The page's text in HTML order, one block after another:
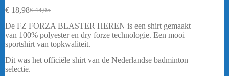
€44,95
Oorspronkelijke
prijs
was:
€ 44,95.
€ 18,98Huidige
prijs
is:
€ 18,98.
De FZ FORZA BLASTER HEREN is een shirt gemaakt
van 100% polyester en dry forze technologie. Een mooi
sportshirt van topkwaliteit.
Dit was het officiële shirt van de Nederlandse badminton
selectie.